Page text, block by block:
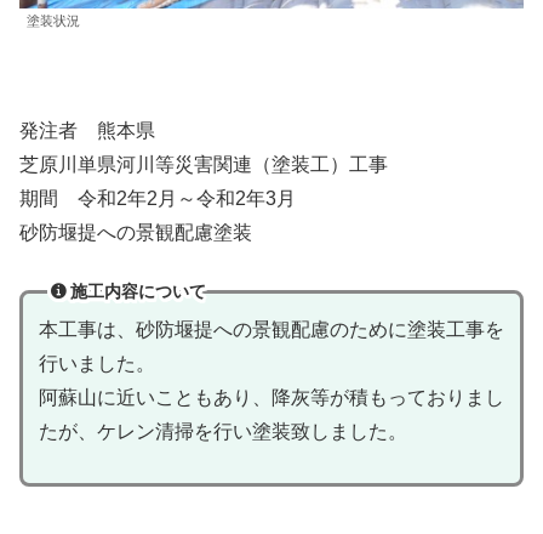
塗装状況
発注者 熊本県
芝原川単県河川等災害関連（塗装工）工事
期間 令和2年2月～令和2年3月
砂防堰提への景観配慮塗装
施工内容について
本工事は、砂防堰提への景観配慮のために塗装工事を
行いました。
阿蘇山に近いこともあり、降灰等が積もっておりまし
たが、ケレン清掃を行い塗装致しました。